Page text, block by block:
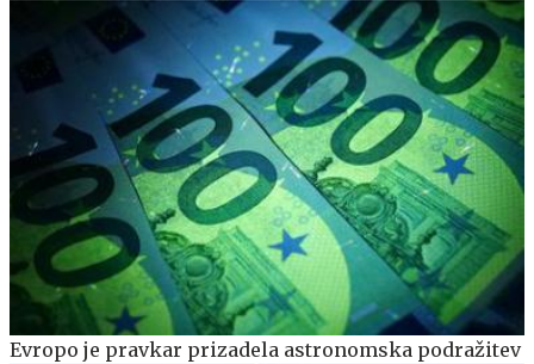
Evropo je pravkar prizadela astronomska podražitev